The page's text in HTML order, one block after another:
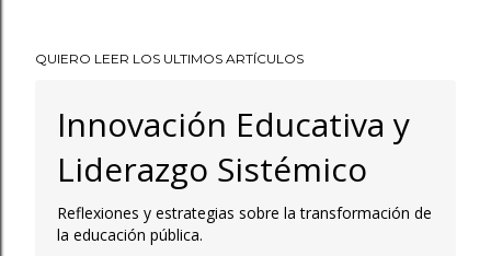
QUIERO LEER LOS ULTIMOS ARTÍCULOS
Innovación Educativa y
Liderazgo Sistémico
Reflexiones y estrategias sobre la transformación de
la educación pública.